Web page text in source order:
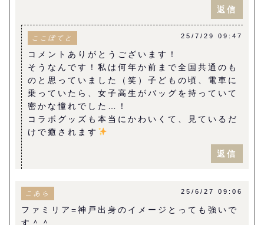
返信
ここぽてと 25/7/29 09:47
コメントありがとうございます！
そうなんです！私は何年か前まで全国共通のも
のと思っていました（笑）子どもの頃、電車に
乗っていたら、女子高生がバッグを持っていて
密かな憧れでした…！
コラボグッズも本当にかわいくて、見ているだ
けで癒されます
返信
こあら 25/6/27 09:06
ファミリア=神戸出身のイメージとっても強いで
す＾＾